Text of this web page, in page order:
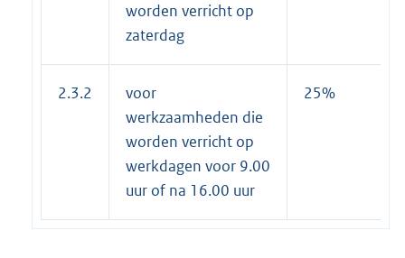
worden verricht op
zaterdag
2.3.2
voor
werkzaamheden die
worden verricht op
werkdagen voor 9.00
uur of na 16.00 uur
25%